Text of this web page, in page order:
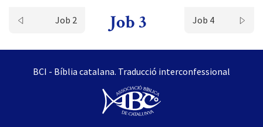
Job 2 Job 3 Job 4
BCI - Bíblia catalana. Traducció interconfessional